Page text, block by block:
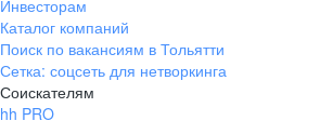
Инвесторам
Каталог компаний
Поиск по вакансиям в Тольятти
Сетка: соцсеть для нетворкинга
Соискателям
hh PRO